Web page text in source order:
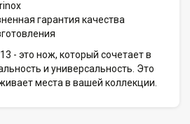
гарантия качества
- это нож, который сочетает в
и универсальность. Это
места в вашей коллекции.